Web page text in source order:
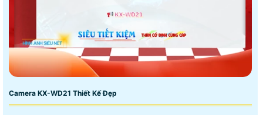
Camera KX-WD21 Thiết Kế Đẹp